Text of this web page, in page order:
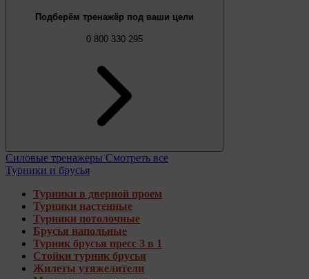
Подберём тренажёр под ваши цели
0 800 330 295
Силовые тренажеры Смотреть все
Турники и брусья
Турники в дверной проем
Турники настенные
Турники потолочные
Брусья напольные
Турник брусья пресс 3 в 1
Стойки турник брусья
Жилеты утяжелители